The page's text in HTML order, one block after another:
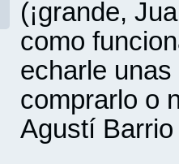
(¡grande,
como
echarle
comprarlo o
Agustí